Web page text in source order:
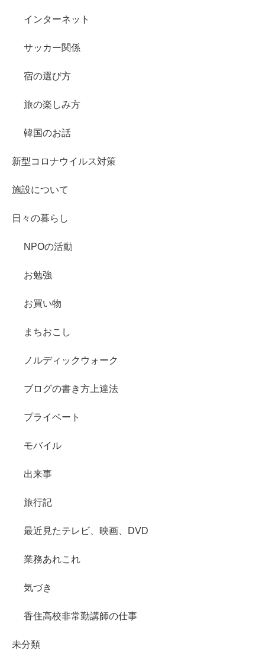
インターネット
サッカー関係
宿の選び方
旅の楽しみ方
韓国のお話
新型コロナウイルス対策
施設について
日々の暮らし
NPOの活動
お勉強
お買い物
まちおこし
ノルディックウォーク
ブログの書き方上達法
プライベート
モバイル
出来事
旅行記
最近見たテレビ、映画、DVD
業務あれこれ
気づき
香住高校非常勤講師の仕事
未分類